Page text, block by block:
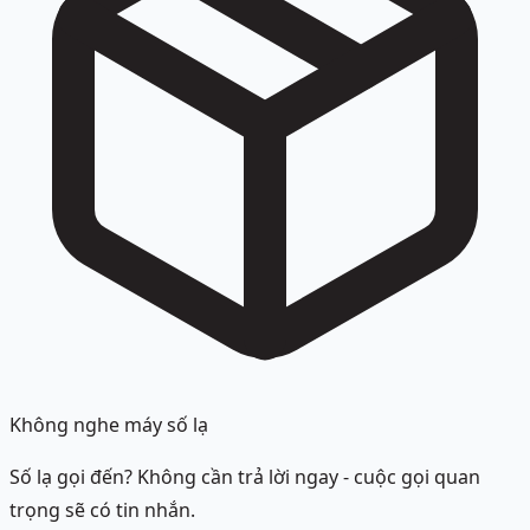
Không nghe máy số lạ
Số lạ gọi đến? Không cần trả lời ngay - cuộc gọi quan
trọng sẽ có tin nhắn.